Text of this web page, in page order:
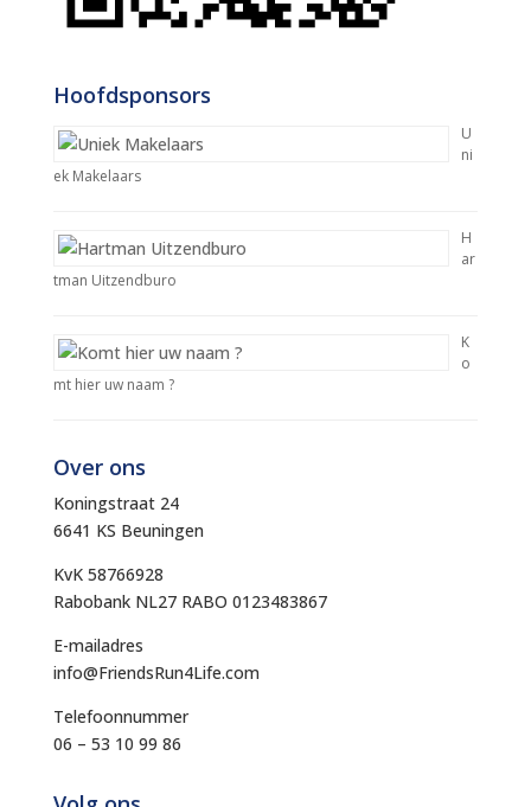
Hoofdsponsors
U
ni
ek Makelaars
H
ar
tman Uitzendburo
K
o
mt hier uw naam ?
Over ons
Koningstraat 24
6641 KS Beuningen
KvK 58766928
Rabobank NL27 RABO 0123483867
E-mailadres
info@FriendsRun4Life.com
Telefoonnummer
06 – 53 10 99 86